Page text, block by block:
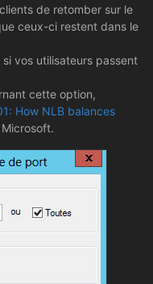
de retomber sur le
ceux-ci restent dans le
vos utilisateurs passent
cette option,
How NLB balances